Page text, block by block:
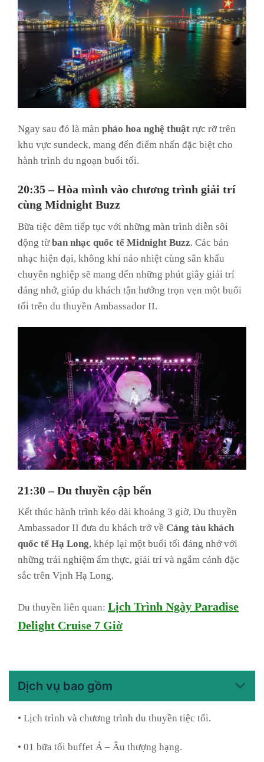
Ngay sau đó là màn pháo hoa nghệ thuật rực rỡ trên
khu vực sundeck, mang đến điểm nhấn đặc biệt cho
hành trình du ngoạn buổi tối.
20:35 – Hòa mình vào chương trình giải trí
cùng Midnight Buzz
Bữa tiệc đêm tiếp tục với những màn trình diễn sôi
động từban nhạc quốc tế Midnight Buzz. Các bản
nhạc hiện đại, không khí náo nhiệt cùng sân khấu
chuyên nghiệp sẽ mang đến những phút giây giải trí
đáng nhớ, giúp du khách tận hưởng trọn vẹn một buổi
tối trên du thuyền Ambassador II.
21:30 – Du thuyền cập bến
Kết thúc hành trình kéo dài khoảng 3 giờ, Du thuyền
Ambassador II đưa du khách trở về Cảng tàu khách
quốc tế Hạ Long, khép lại một buổi tối đáng nhớ với
những trải nghiệm ẩm thực, giải trí và ngắm cảnh đặc
sắc trên Vịnh Hạ Long.
Du thuyền liên quan: Lịch Trình Ngày Paradise
Delight Cruise 7 Giờ
Dịch vụ bao gồm
• Lịch trình và chương trình du thuyền tiệc tối.
• 01 bữa tối buffet Á – Âu thượng hạng.